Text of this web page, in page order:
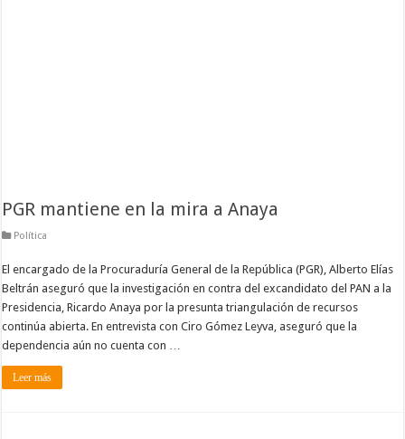
PGR mantiene en la mira a Anaya
Política
El encargado de la Procuraduría General de la República (PGR), Alberto Elías
Beltrán aseguró que la investigación en contra del excandidato del PAN a la
Presidencia, Ricardo Anaya por la presunta triangulación de recursos
continúa abierta. En entrevista con Ciro Gómez Leyva, aseguró que la
dependencia aún no cuenta con …
Leer más